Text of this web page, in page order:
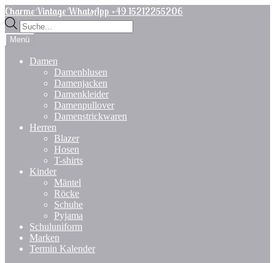
Zur
Navigation
springen
Zum
Inhalt
springen
Charme Vintage WhatsApp +49 15212255206
Products
search
Menü
Damen
Damenblusen
Damenjacken
Damenkleider
Damenpullover
Damenstrickwaren
Herren
Blazer
Hosen
T-shirts
Kinder
Mäntel
Röcke
Schuhe
Pyjama
Schuluniform
Marken
Termin Kalender